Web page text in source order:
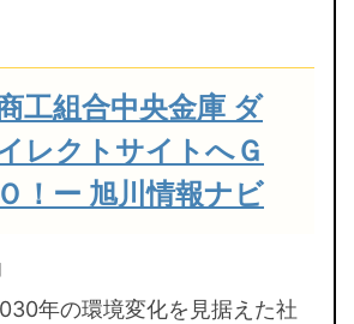
工組合中央金庫 ダ
レクトサイトへＧ
Ｏ！ー 旭川情報ナビ
年の環境変化を見据えた社